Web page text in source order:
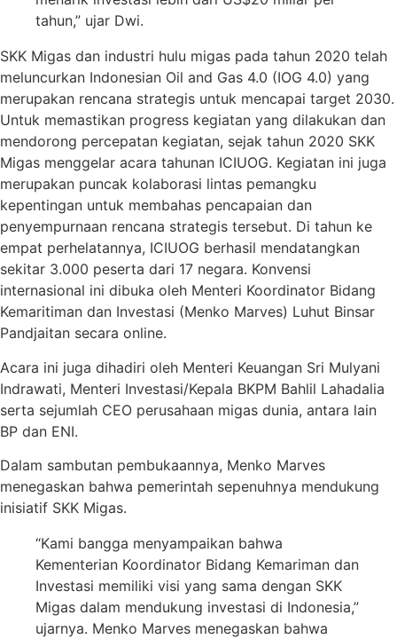
tahun,” ujar Dwi.
SKK Migas dan industri hulu migas pada tahun 2020 telah
meluncurkan Indonesian Oil and Gas 4.0 (IOG 4.0) yang
merupakan rencana strategis untuk mencapai target 2030.
Untuk memastikan progress kegiatan yang dilakukan dan
mendorong percepatan kegiatan, sejak tahun 2020 SKK
Migas menggelar acara tahunan ICIUOG. Kegiatan ini juga
merupakan puncak kolaborasi lintas pemangku
kepentingan untuk membahas pencapaian dan
penyempurnaan rencana strategis tersebut. Di tahun ke
empat perhelatannya, ICIUOG berhasil mendatangkan
sekitar 3.000 peserta dari 17 negara. Konvensi
internasional ini dibuka oleh Menteri Koordinator Bidang
Kemaritiman dan Investasi (Menko Marves) Luhut Binsar
Pandjaitan secara online.
Acara ini juga dihadiri oleh Menteri Keuangan Sri Mulyani
Indrawati, Menteri Investasi/Kepala BKPM Bahlil Lahadalia
serta sejumlah CEO perusahaan migas dunia, antara lain
BP dan ENI.
Dalam sambutan pembukaannya, Menko Marves
menegaskan bahwa pemerintah sepenuhnya mendukung
inisiatif SKK Migas.
“Kami bangga menyampaikan bahwa
Kementerian Koordinator Bidang Kemariman dan
Investasi memiliki visi yang sama dengan SKK
Migas dalam mendukung investasi di Indonesia,”
ujarnya. Menko Marves menegaskan bahwa